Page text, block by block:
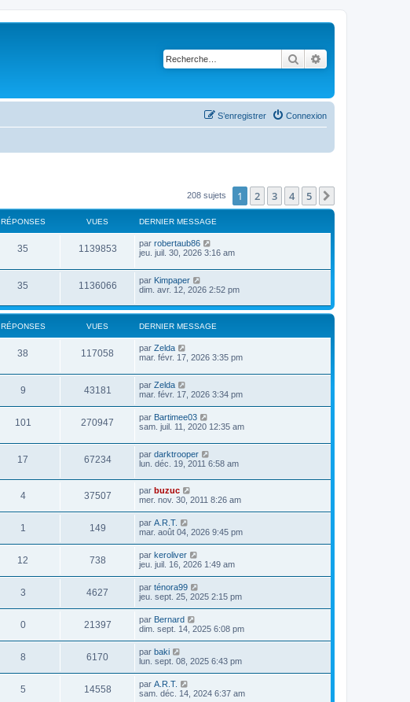
Rechercher
Connexion
S’enregistrer
208 sujets 1 2 3 4 5
RÉPONSES VUES DERNIER MESSAGE
35 1139853 par robertaub86
jeu. juil. 30, 2026 3:16 am
35 1136066 par Kimpaper
dim. avr. 12, 2026 2:52 pm
RÉPONSES VUES DERNIER MESSAGE
38 117058 par Zelda
mar. févr. 17, 2026 3:35 pm
9 43181 par Zelda
mar. févr. 17, 2026 3:34 pm
101 270947 par Bartimee03
sam. juil. 11, 2020 12:35 am
17 67234 par darktrooper
lun. déc. 19, 2011 6:58 am
4 37507 par buzuc
mer. nov. 30, 2011 8:26 am
1 149 par A.R.T.
mar. août 04, 2026 9:45 pm
12 738 par keroliver
jeu. juil. 16, 2026 1:49 am
3 4627 par ténora99
jeu. sept. 25, 2025 2:15 pm
0 21397 par Bernard
dim. sept. 14, 2025 6:08 pm
8 6170 par baki
lun. sept. 08, 2025 6:43 pm
5 14558 par A.R.T.
sam. déc. 14, 2024 6:37 am